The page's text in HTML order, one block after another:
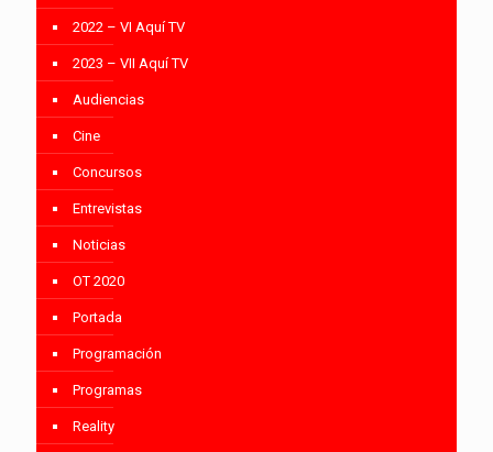
2022 – VI Aquí TV
2023 – VII Aquí TV
Audiencias
Cine
Concursos
Entrevistas
Noticias
OT 2020
Portada
Programación
Programas
Reality